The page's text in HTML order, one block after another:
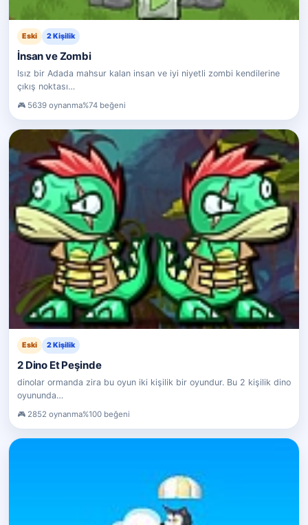
Eski 2 Kişilik
İnsan ve Zombi
Isız bir Adada mahsur kalan insan ve iyi niyetli zombi kendilerine
çıkış noktası…
5639 oynanma%74 beğeni
Eski 2 Kişilik
2 Dino Et Peşinde
dinolar ormanda zira bu oyun iki kişilik bir oyundur. Bu 2 kişilik dino
oyununda…
2852 oynanma%100 beğeni